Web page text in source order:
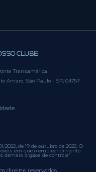
CLUBE
Transamérica
Amaro, São Paulo - SP, 04757-
de 19 de outubro de 2022. O
em que o empreendimento
demais órgãos de controle”
direitos reservados.